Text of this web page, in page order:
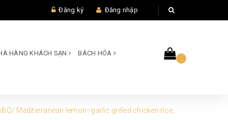
Đăng ký Đăng nhập
HÀNG KHÁCH SẠN BÁCH HÓA
Mediterranean lemon–garlic grilled chicken rice,